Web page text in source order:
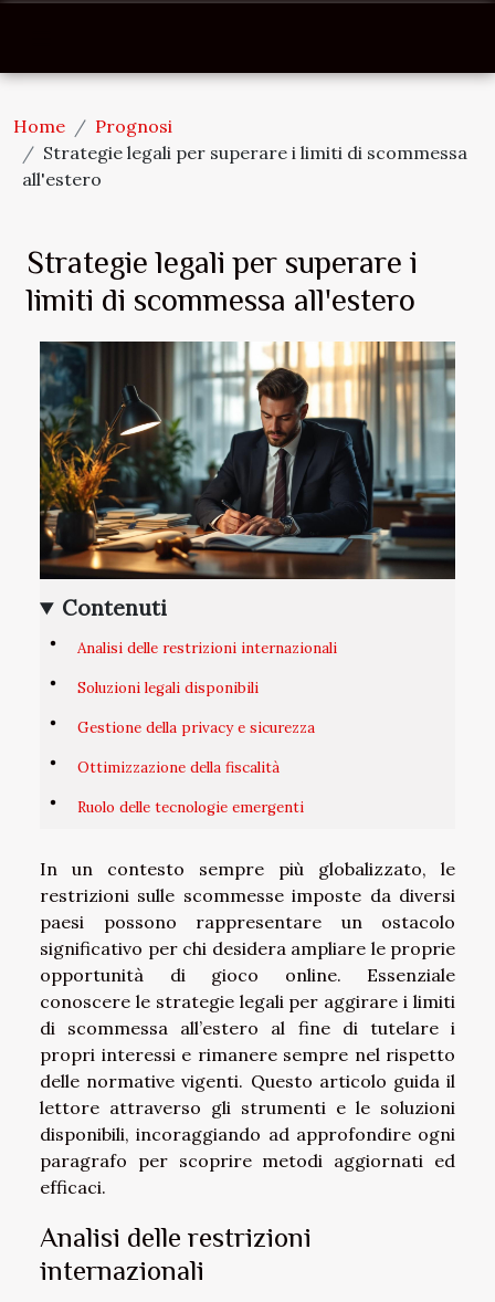
Home
Prognosi
Strategie legali per superare i limiti di scommessa
all'estero
Strategie legali per superare i
limiti di scommessa all'estero
Contenuti
Analisi delle restrizioni internazionali
Soluzioni legali disponibili
Gestione della privacy e sicurezza
Ottimizzazione della fiscalità
Ruolo delle tecnologie emergenti
In un contesto sempre più globalizzato, le
restrizioni sulle scommesse imposte da diversi
paesi possono rappresentare un ostacolo
significativo per chi desidera ampliare le proprie
opportunità di gioco online. Essenziale
conoscere le strategie legali per aggirare i limiti
di scommessa all’estero al fine di tutelare i
propri interessi e rimanere sempre nel rispetto
delle normative vigenti. Questo articolo guida il
lettore attraverso gli strumenti e le soluzioni
disponibili, incoraggiando ad approfondire ogni
paragrafo per scoprire metodi aggiornati ed
efficaci.
Analisi delle restrizioni
internazionali